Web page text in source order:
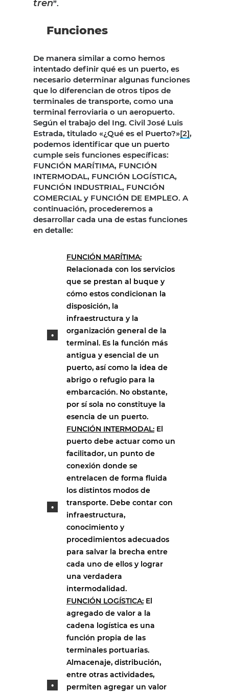
tren”.
Funciones
De manera similar a como hemos
intentado definir qué es un puerto, es
necesario determinar algunas funciones
que lo diferencian de otros tipos de
terminales de transporte, como una
terminal ferroviaria o un aeropuerto.
Según el trabajo del Ing. Civil José Luis
Estrada, titulado «¿Qué es el Puerto?»[2],
podemos identificar que un puerto
cumple seis funciones específicas:
FUNCIÓN MARÍTIMA, FUNCIÓN
INTERMODAL, FUNCIÓN LOGÍSTICA,
FUNCIÓN INDUSTRIAL, FUNCIÓN
COMERCIAL y FUNCIÓN DE EMPLEO. A
continuación, procederemos a
desarrollar cada una de estas funciones
en detalle:
FUNCIÓN MARÍTIMA:
Relacionada con los servicios
que se prestan al buque y
cómo estos condicionan la
disposición, la
infraestructura y la
organización general de la
terminal. Es la función más
antigua y esencial de un
puerto, así como la idea de
abrigo o refugio para la
embarcación. No obstante,
por sí sola no constituye la
esencia de un puerto.
FUNCIÓN INTERMODAL: El
puerto debe actuar como un
facilitador, un punto de
conexión donde se
entrelacen de forma fluida
los distintos modos de
transporte. Debe contar con
infraestructura,
conocimiento y
procedimientos adecuados
para salvar la brecha entre
cada uno de ellos y lograr
una verdadera
intermodalidad.
FUNCIÓN LOGÍSTICA: El
agregado de valor a la
cadena logística es una
función propia de las
terminales portuarias.
Almacenaje, distribución,
entre otras actividades,
permiten agregar un valor